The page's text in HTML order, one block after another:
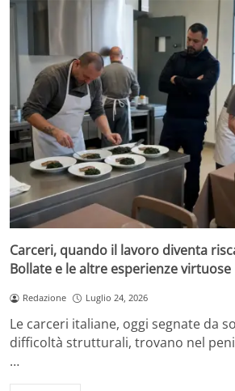
Carceri, quando il lavoro diventa
Bollate e le altre esperienze virtuose
Redazione Luglio 24, 2026
Le carceri italiane, oggi segnate da
difficoltà strutturali, trovano nel
…